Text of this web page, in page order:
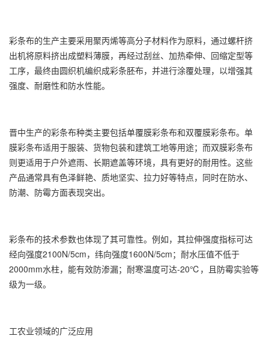
彩条布的生产主要采用聚丙烯等高分子材料作为原料，通过螺杆挤
出机将原料挤出成塑料薄膜，再经过刮丝、加热牵伸、回缩定型等
工序，最终由圆织机编织成彩条胚布，并进行涂覆处理，以增强其
强度、耐磨性和防水性能。
晋中生产的彩条布种类主要包括单覆膜彩条布和双覆膜彩条布。 单
膜彩条布适用于服装、货物包装和建筑工地等用途；而双膜彩条布
则更适用于户外遮雨、长期遮盖等环境，具有更好的耐用性。这些
产品通常具有色泽鲜艳、质地坚实、拉力好等特点，同时在防水、
防潮、防霉方面表现突出。
彩条布的技术参数也体现了其可靠性。例如，其拉伸强度指标可达
经向强度2100N/5cm，纬向强度1600N/5cm；耐水压值不低于
2000mm水柱，能有效防渗漏；耐寒温度可达-20℃，且防霉实验等
级为一级。
工农业领域的广泛应用